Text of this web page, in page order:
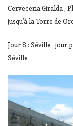
Cerveceria Giralda ,
jusqu’à la Torre de
Jour 8 : Séville , jour
Séville